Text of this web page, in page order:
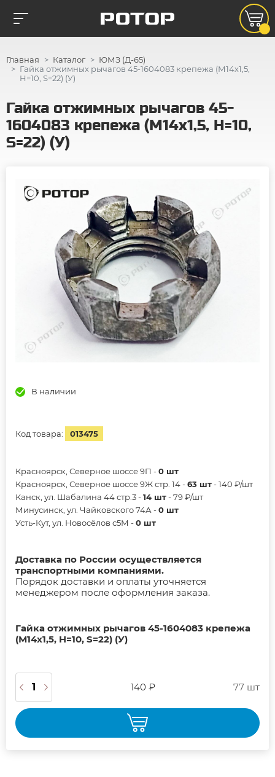
Главная Каталог
ЮМЗ (Д-65)
Гайка отжимных рычагов 45-1604083 крепежа (М14х1,5,
H=10, S=22) (У)
Гайка отжимных рычагов 45-
1604083 крепежа (М14х1,5, H=10,
S=22) (У)
В наличии
Код товара: 013475
Красноярск, Северное шоссе 9П -0 шт
Красноярск, Северное шоссе 9Ж стр. 14 -63 шт- 140 ₽/шт
Канск, ул. Шабалина 44 стр.3 -14 шт- 79 ₽/шт
Минусинск, ул. Чайковского 74А -0 шт
Усть-Кут, ул. Новосёлов с5М -0 шт
Доставка по России осуществляется
транспортными компаниями.
Порядок доставки и оплаты уточняется
менеджером после оформления заказа.
Гайка отжимных рычагов 45-1604083 крепежа
(М14х1,5, H=10, S=22) (У)
140 ₽ 77 шт